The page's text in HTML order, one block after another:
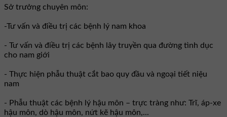
Sở trưởng chuyên môn:
-Tư vấn và điều trị các bệnh lý nam khoa
- Tư vấn và điều trị các bệnh lây truyền qua đường tình dục
cho nam giới
- Thực hiện phẫu thuật cắt bao quy đầu và ngoại tiết niệu
nam
- Phẫu thuật các bệnh lý hậu môn – trực tràng như: Trĩ, áp-xe
hậu môn, dò hậu môn, nứt kẽ hậu môn,...